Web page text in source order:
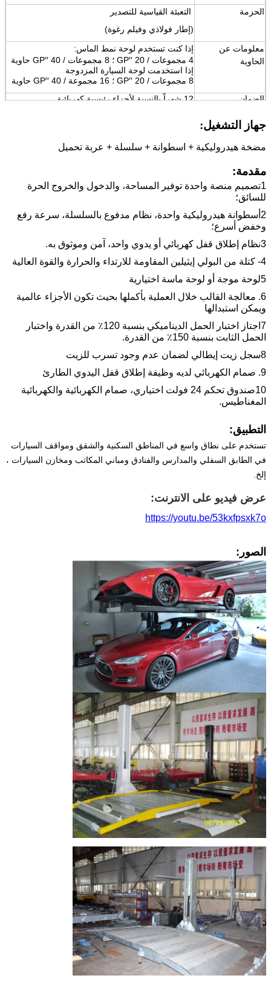
الحزمة
التعبئة القياسية للتصدير
(إطار فولاذي وفيلم رغوة)
معلومات عن
الحاوية
إذا كنت تستخدم لوحة نمط الماس:
4 مجموعات / 20 ′′GP ؛ 8 مجموعات / 40 ′′GP حاوية
إذا استخدمت لوحة السيارة المزدوجة
8 مجموعات / 20 ′′GP ؛ 16 مجموعة / 40 ′′GP حاوية
الضمان
12 شهراً بالنسبة لأجزاء رئيسية كهربائية
الشهادة
جهاز التشغيل:
مضخة هيدروليكية + اسطوانة + سلسلة + عربة تحميل
مقدمة:
1تصميم منصة واحدة توفير المساحة، والدخول والخروج الحرة
للسائق؛
2أسطوانة هيدروليكية واحدة، نظام مدفوع بالسلسلة، سرعة رفع
وخفض أسرع؛
3نظام إطلاق قفل كهربائي أو يدوي واحد، آمن وموثوق به.
4- كتلة من البولي إيثيلين المقاومة للارتداء والحرارة والقوة العالية
5لوحة موجة أو لوحة ماسة اختيارية
6. معالجة القالب خلال العملية بأكملها بحيث تكون الأجزاء عالمية
ويمكن استبدالها
7اجتاز اختبار الحمل الديناميكي بنسبة 120٪ من القدرة واختبار
الحمل الثابت بنسبة 150٪ من القدرة.
8سجل زيت إيطالي لضمان عدم وجود تسرب للزيت
9. صمام الكهربائي لديه وظيفة إطلاق قفل اليدوي الطارئ
10صندوق تحكم 24 فولت اختياري، صمام الكهربائية والكهربائية
المغناطيس.
التطبيق:
تستخدم على نطاق واسع في المناطق السكنية والشقق ومواقف السيارات
في الطابق السفلي والمدارس والفنادق ومباني المكاتب ومخازن السيارات ،
إلخ.
عرض فيديو على الانترنت:
https://youtu.be/53kxfpsxk7o
الصور: